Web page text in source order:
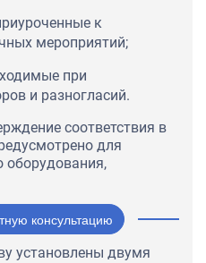
к
мероприятий;
при
и разногласий.
соответствия в
для
оборудования,
консультацию
установлены двумя